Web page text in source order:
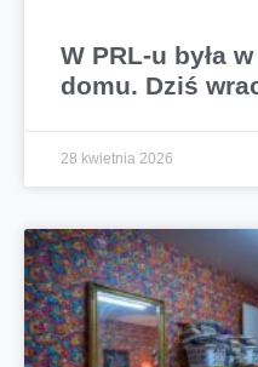
W PRL-u była
domu. Dziś
28 kwietnia 2026